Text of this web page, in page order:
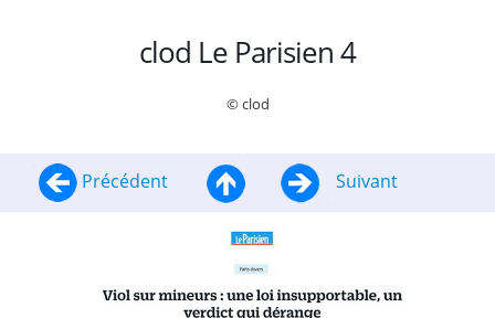
clod Le Parisien 4
© clod
Précédent Suivant